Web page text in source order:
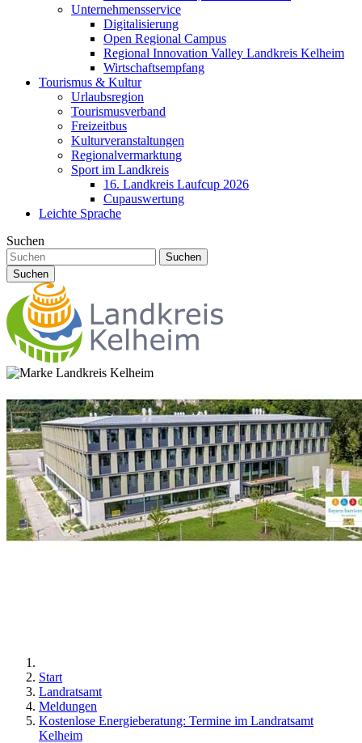
Unternehmensservice
Digitalisierung
Open Regional Campus
Regional Innovation Valley Landkreis Kelheim
Wirtschaftsempfang
Tourismus & Kultur
Urlaubsregion
Tourismusverband
Freizeitbus
Kulturveranstaltungen
Regionalvermarktung
Sport im Landkreis
16. Landkreis Laufcup 2026
Cupauswertung
Leichte Sprache
Suchen
Suchen
Suchen
Start
Landratsamt
Meldungen
Kostenlose Energieberatung: Termine im Landratsamt
Kelheim